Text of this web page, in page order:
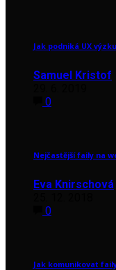
Jak podniká UX
Samuel Kristof
0
Nejčastější faily na
Eva Knirschová
0
Jak komunikovat